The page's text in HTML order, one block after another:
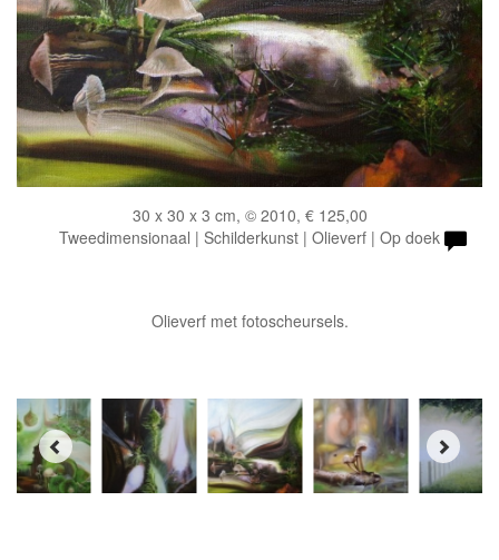
30 x 30 x 3 cm, © 2010, € 125,00
Tweedimensionaal | Schilderkunst | Olieverf | Op doek
Olieverf met fotoscheursels.